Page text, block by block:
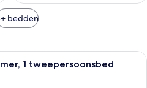
bedden
Een badkamer met een wastafel,
1 tweepersoonsbed